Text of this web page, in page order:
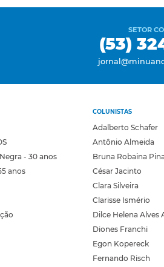
SETOR
(53)
- 30 anos
anos
COLUNISTAS
Adalberto Schafer
Antônio Almeida
Bruna Robaina
César Jacinto
Clara Silveira
Clarisse Ismério
Dilce Helena Alves
Diones Franchi
Egon Kopereck
Fernando Risch